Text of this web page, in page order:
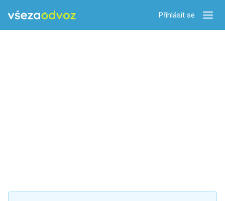
Přihlásit se